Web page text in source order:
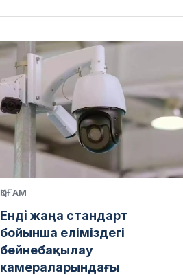
ҚОҒАМ
Енді жаңа стандарт
бойынша еліміздегі
бейнебақылау
камераларындағы